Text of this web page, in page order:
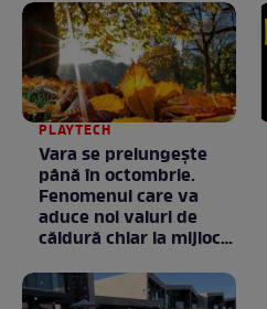
PLAYTECH
Vara se prelungeşte
până în octombrie.
Fenomenul care va
aduce noi valuri de
căldură chiar la mijlocul